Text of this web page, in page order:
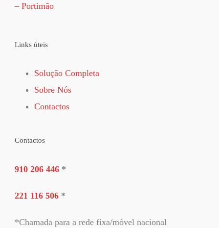
– Portimão
Links úteis
Solução Completa
Sobre Nós
Contactos
Contactos
910 206 446 *
221 116 506 *
*Chamada para a rede fixa/móvel nacional